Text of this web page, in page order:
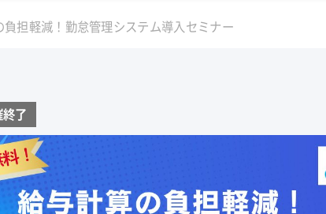
内
業
サービス
海外進出
シング 公益・非営利法人コンサル
ー情報
相続
によるブログ
務ブログ
ブログ
経営ブログ 公益法人・非営利法人ブログ
負担軽減！勤怠管理システム導入セミナー
了